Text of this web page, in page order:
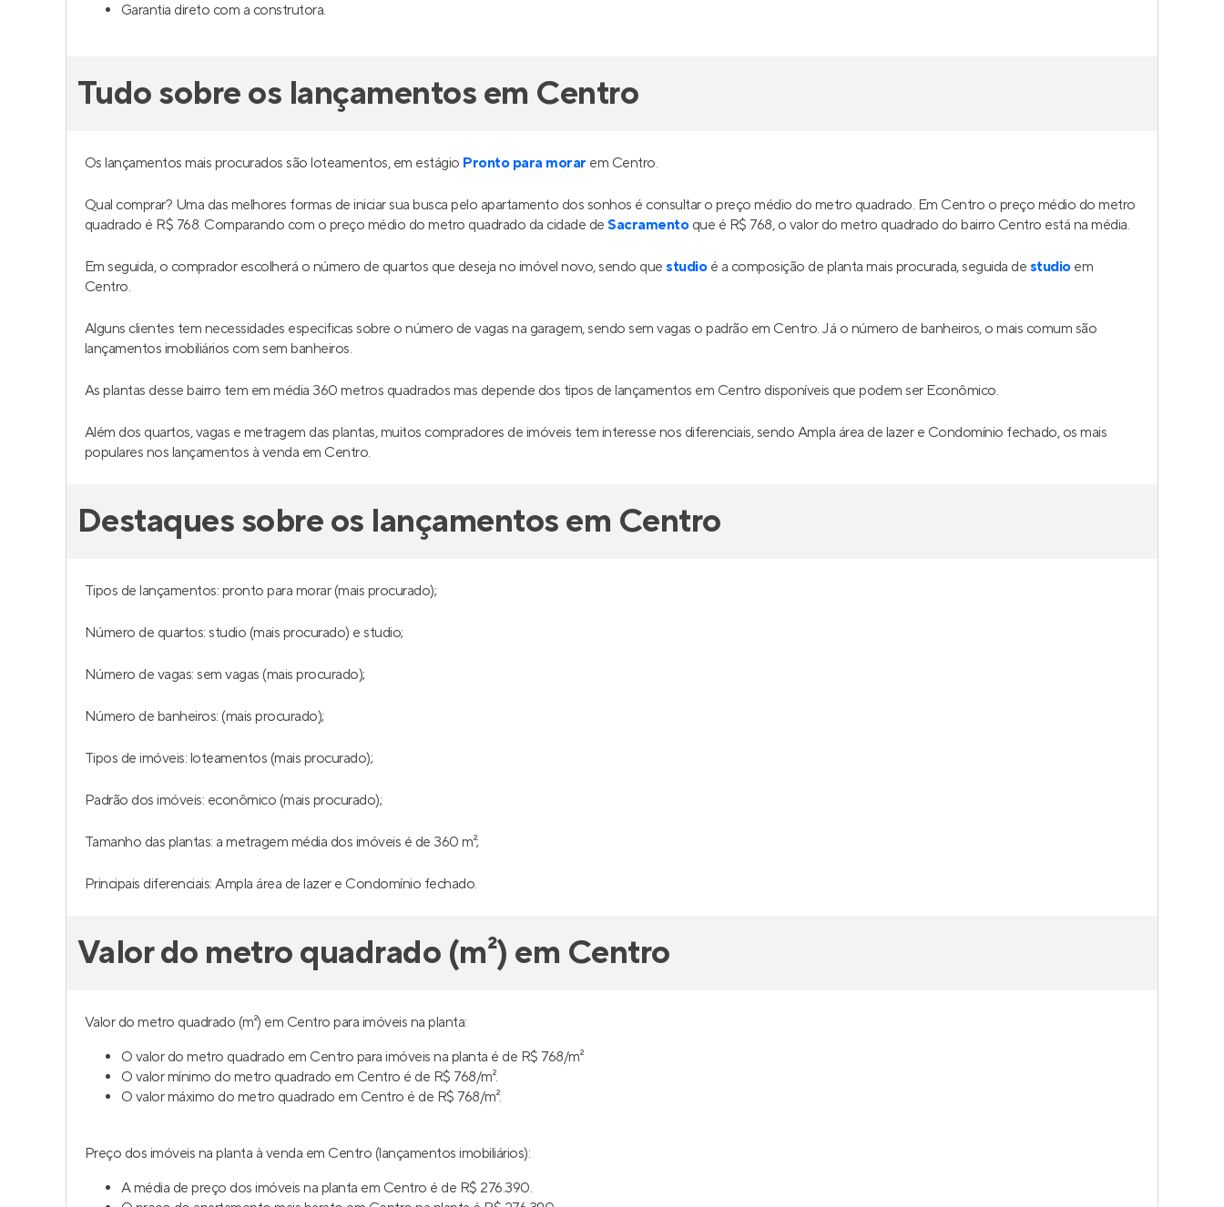
Garantia direto com a construtora.
Tudo sobre os lançamentos em Centro
Os lançamentos mais procurados são loteamentos, em estágio Pronto para morar em Centro.
Qual comprar? Uma das melhores formas de iniciar sua busca pelo apartamento dos sonhos é consultar o preço médio do metro quadrado. Em Centro o preço médio do metro
quadrado é R$ 768. Comparando com o preço médio do metro quadrado da cidade deSacramentoque é R$ 768, o valor do metro quadrado do bairro Centro está na média.
Em seguida, o comprador escolherá o número de quartos que deseja no imóvel novo, sendo questudioé a composição de planta mais procurada, seguida de studioem
Centro.
Alguns clientes tem necessidades especificas sobre o número de vagas na garagem, sendo sem vagas o padrão em Centro. Já o número de banheiros, o mais comum são
lançamentos imobiliários com sem banheiros.
As plantas desse bairro tem em média 360 metros quadrados mas depende dos tipos de lançamentos em Centro disponíveis que podem ser Econômico.
Além dos quartos, vagas e metragem das plantas, muitos compradores de imóveis tem interesse nos diferenciais, sendo Ampla área de lazer e Condomínio fechado, os mais
populares nos lançamentos à venda em Centro.
Destaques sobre os lançamentos em Centro
Tipos de lançamentos: pronto para morar (mais procurado);
Número de quartos: studio (mais procurado) e studio;
Número de vagas: sem vagas (mais procurado);
Número de banheiros: (mais procurado);
Tipos de imóveis: loteamentos (mais procurado);
Padrão dos imóveis: econômico (mais procurado);
Tamanho das plantas: a metragem média dos imóveis é de 360 m²;
Principais diferenciais: Ampla área de lazer e Condomínio fechado.
Valor do metro quadrado (m²) em Centro
Valor do metro quadrado (m²) em Centro para imóveis na planta:
O valor do metro quadrado em Centro para imóveis na planta é de R$ 768/m²
O valor mínimo do metro quadrado em Centro é de R$ 768/m².
O valor máximo do metro quadrado em Centro é de R$ 768/m².
Preço dos imóveis na planta à venda em Centro (lançamentos imobiliários):
A média de preço dos imóveis na planta em Centro é de R$ 276.390.